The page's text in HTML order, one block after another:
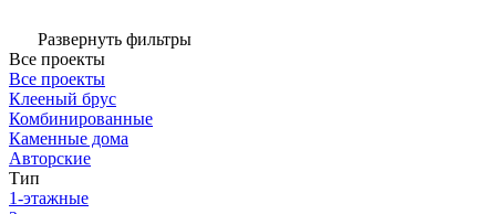
Развернуть фильтры
Все проекты
Все проекты
Клееный брус
Комбинированные
Каменные дома
Авторские
Тип
1-этажные